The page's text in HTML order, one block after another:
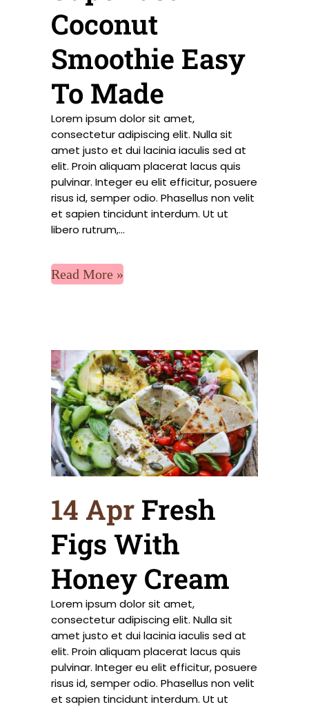
Coconut
Smoothie Easy
To Made
Lorem ipsum dolor sit amet,
consectetur adipiscing elit. Nulla sit
amet justo et dui lacinia iaculis sed at
elit. Proin aliquam placerat lacus quis
pulvinar. Integer eu elit efficitur, posuere
risus id, semper odio. Phasellus non velit
et sapien tincidunt interdum. Ut ut
libero rutrum,...
Read More
14 Apr Fresh
Figs With
Honey Cream
Lorem ipsum dolor sit amet,
consectetur adipiscing elit. Nulla sit
amet justo et dui lacinia iaculis sed at
elit. Proin aliquam placerat lacus quis
pulvinar. Integer eu elit efficitur, posuere
risus id, semper odio. Phasellus non velit
et sapien tincidunt interdum. Ut ut